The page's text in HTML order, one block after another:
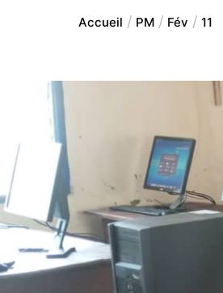
Accueil PM Fév 11